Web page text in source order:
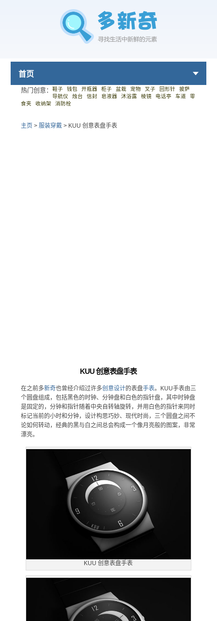
首页
热门创意： 鞋子 钱包 开瓶器 柜子 盆栽 宠物 叉子 回形针
披萨
导航仪
烛台 信封 皂液器 沐浴露 棱镜 电话亭 车道
零
食夹
收纳架 消防栓
主页 > 服装穿戴> KUU 创意表盘手表
KUU 创意表盘手表
在之前多新奇也曾经介绍过许多创意设计的表盘手表。KUU手表由三
个圆盘组成，包括黑色的时钟、分钟盘和白色的指针盘，其中时钟盘
是固定的，分钟和指针随着中央自转轴旋转，并用白色的指针来同时
标记当前的小时和分钟，设计构思巧妙、现代时尚，三个圆盘之间不
论如何转动，经典的黑与白之间总会构成一个像月亮般的图案，非常
漂亮。
KUU 创意表盘手表